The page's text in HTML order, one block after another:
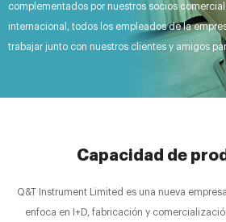
complementados por nuestros socios
internacional, todos los empleados de la
trabajar junto con nuestros clientes y amigos
Capacidad de
Q&T Instrument Limited es una nueva
enfoca en I+D, fabricación y